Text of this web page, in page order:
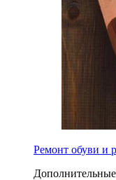
Ремонт обуви и